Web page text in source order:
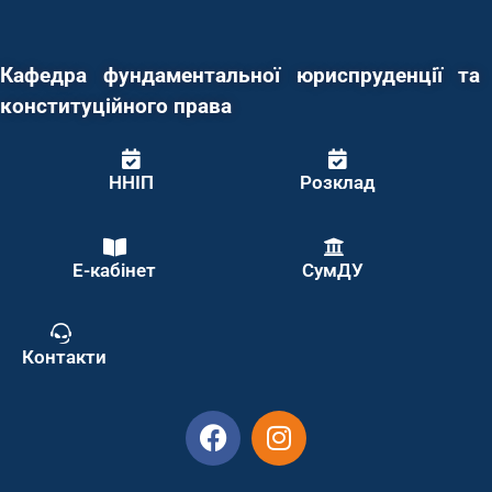
Кафедра фундаментальної юриспруденції та
конституційного права
ННІП Розклад
Е-кабінет СумДУ
Контакти